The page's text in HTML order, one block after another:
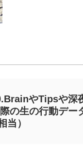
やTipsや深
際の生の行動デー
当）